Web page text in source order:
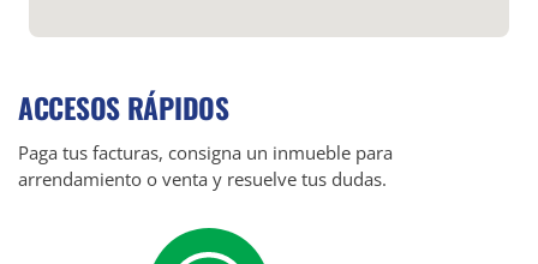
ACCESOS RÁPIDOS
Paga tus facturas, consigna un inmueble para
arrendamiento o venta y resuelve tus dudas.